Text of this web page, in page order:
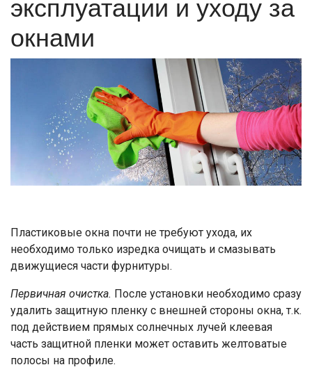
эксплуатации и уходу за
окнами
Пластиковые окна почти не требуют ухода, их
необходимо только изредка очищать и смазывать
движущиеся части фурнитуры.
Первичная очистка. После установки необходимо сразу
удалить защитную пленку с внешней стороны окна, т.к.
под действием прямых солнечных лучей клеевая
часть защитной пленки может оставить желтоватые
полосы на профиле.